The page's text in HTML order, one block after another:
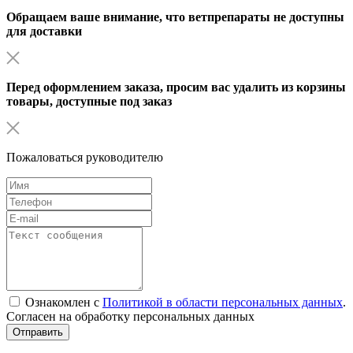
Обращаем ваше внимание, что ветпрепараты не доступны
для доставки
Перед оформлением заказа, просим вас удалить из корзины
товары, доступные под заказ
Пожаловаться руководителю
Ознакомлен с Политикой в области персональных данных.
Согласен на обработку персональных данных
Отправить